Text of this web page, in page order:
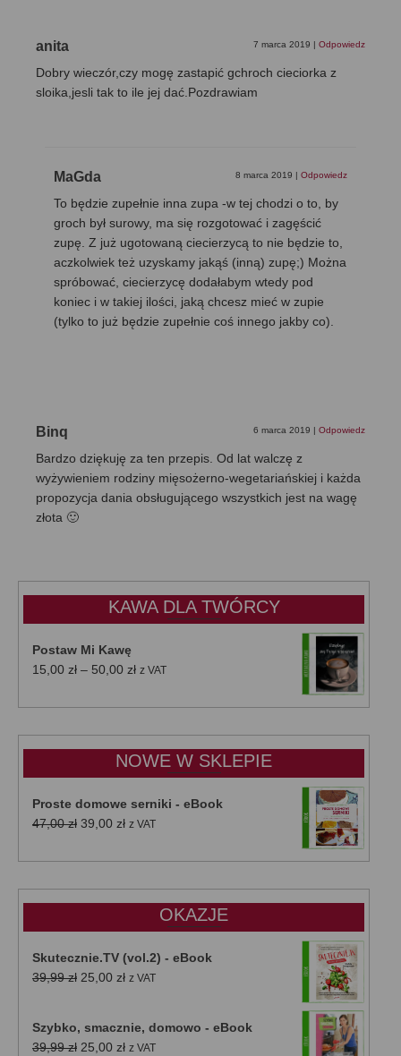
anita 7 marca 2019 Odpowiedz
Dobry wieczór,czy mogę zastapić gchroch cieciorka z
sloika,jesli tak to ile jej dać.Pozdrawiam
MaGda 8 marca 2019 Odpowiedz
To będzie zupełnie inna zupa -w tej chodzi o to, by
groch był surowy, ma się rozgotować i zagęścić
zupę. Z już ugotowaną ciecierzycą to nie będzie to,
aczkolwiek też uzyskamy jakąś (inną) zupę;) Można
spróbować, ciecierzycę dodałabym wtedy pod
koniec i w takiej ilości, jaką chcesz mieć w zupie
(tylko to już będzie zupełnie coś innego jakby co).
Binq 6 marca 2019 Odpowiedz
Bardzo dziękuję za ten przepis. Od lat walczę z
wyżywieniem rodziny mięsożerno-wegetariańskiej i każda
propozycja dania obsługującego wszystkich jest na wagę
złota 🙂
KAWA DLA TWÓRCY
Postaw Mi Kawę
15,00 zł – 50,00 złZakres
od
do
50,00 zł
z VAT
NOWE W SKLEPIE
Proste domowe serniki - eBook
47,00zł Pierwotna
wynosiła:
39,00 złAktualna
wynosi:
z VAT
OKAZJE
Skutecznie.TV (vol.2) - eBook
39,99zł Pierwotna
39,99 zł.
25,00 złAktualna
25,00 zł.
z VAT
Szybko, smacznie, domowo - eBook
39,99zł Pierwotna
25,00 złAktualna
z VAT